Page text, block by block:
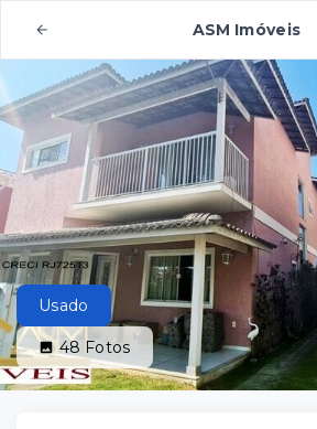
ASM Imóveis
Usado
48 Fotos